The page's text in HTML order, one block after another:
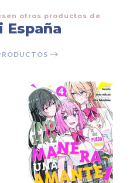
otros productos de
España